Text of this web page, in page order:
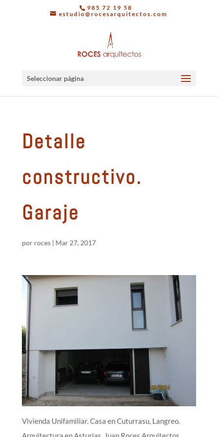
985 72 19 58
estudio@rocesarquitectos.com
Seleccionar página
Detalle
constructivo.
Garaje
por roces| Mar 27, 2017
Vivienda Unifamiliar. Casa en Cuturrasu, Langreo.